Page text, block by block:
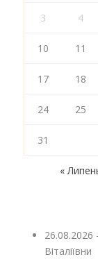
3 4
10 11
17 18
24 25
31
«
Віталіївни